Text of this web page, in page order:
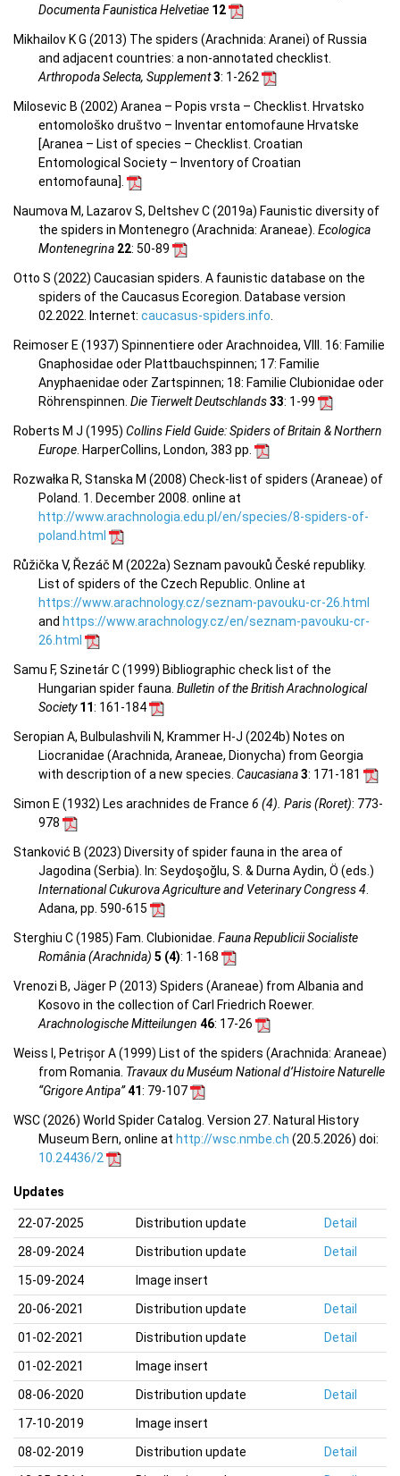
Documenta Faunistica Helvetiae 12
Mikhailov K G (2013) The spiders (Arachnida: Aranei) of Russia
and adjacent countries: a non-annotated checklist.
Arthropoda Selecta, Supplement3: 1-262
Milosevic B (2002) Aranea – Popis vrsta – Checklist. Hrvatsko
entomološko društvo – Inventar entomofaune Hrvatske
[Aranea – List of species – Checklist. Croatian
Entomological Society – Inventory of Croatian
entomofauna].
Naumova M, Lazarov S, Deltshev C (2019a) Faunistic diversity of
the spiders in Montenegro (Arachnida: Araneae). Ecologica
Montenegrina 22: 50-89
Otto S (2022) Caucasian spiders. A faunistic database on the
spiders of the Caucasus Ecoregion. Database version
02.2022. Internet: caucasus-spiders.info.
Reimoser E (1937) Spinnentiere oder Arachnoidea, VIII. 16: Familie
Gnaphosidae oder Plattbauchspinnen; 17: Familie
Anyphaenidae oder Zartspinnen; 18: Familie Clubionidae oder
Röhrenspinnen. Die Tierwelt Deutschlands33: 1-99
Roberts M J (1995) Collins Field Guide: Spiders of Britain & Northern
Europe. HarperCollins, London, 383 pp.
Rozwałka R, Stanska M (2008) Check-list of spiders (Araneae) of
Poland. 1. December 2008. online at
http://www.arachnologia.edu.pl/en/species/8-spiders-of-
poland.html
Růžička V, Řezáč M (2022a) Seznam pavouků České republiky.
List of spiders of the Czech Republic. Online at
https://www.arachnology.cz/seznam-pavouku-cr-26.html
and https://www.arachnology.cz/en/seznam-pavouku-cr-
26.html
Samu F, Szinetár C (1999) Bibliographic check list of the
Hungarian spider fauna. Bulletin of the British Arachnological
Society11: 161-184
Seropian A, Bulbulashvili N, Krammer H-J (2024b) Notes on
Liocranidae (Arachnida, Araneae, Dionycha) from Georgia
with description of a new species. Caucasiana3: 171-181
Simon E (1932) Les arachnides de France 6 (4). Paris (Roret): 773-
978
Stanković B (2023) Diversity of spider fauna in the area of
Jagodina (Serbia). In: Seydoşoğlu, S. & Durna Aydin, Ö (eds.)
International Cukurova Agriculture and Veterinary Congress 4.
Adana, pp. 590-615
Sterghiu C (1985) Fam. Clubionidae. Fauna Republicii Socialiste
România (Arachnida) 5 (4): 1-168
Vrenozi B, Jäger P (2013) Spiders (Araneae) from Albania and
Kosovo in the collection of Carl Friedrich Roewer.
Arachnologische Mitteilungen 46: 17-26
Weiss I, Petrișor A (1999) List of the spiders (Arachnida: Araneae)
from Romania. Travaux du Muséum National d’Histoire Naturelle
“Grigore Antipa”41: 79-107
WSC (2026) World Spider Catalog. Version 27. Natural History
Museum Bern, online at http://wsc.nmbe.ch (20.5.2026) doi:
10.24436/2
Updates
22-07-2025 Distribution update
Detail
28-09-2024
Distribution update
Detail
15-09-2024
Image insert
20-06-2021
Distribution update
Detail
01-02-2021
Distribution update
Detail
01-02-2021
Image insert
08-06-2020
Distribution update
Detail
17-10-2019
Image insert
08-02-2019
Distribution update
Detail